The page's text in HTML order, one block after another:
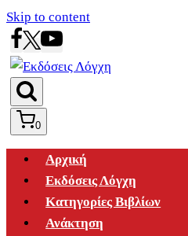
Skip to content
0
Αρχική
Εκδόσεις Λόγχη
Κατηγορίες Βιβλίων
Ανάκτηση